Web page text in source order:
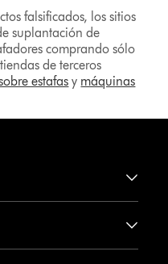
falsificados, los sitios
suplantación de
comprando sólo
de terceros
estafas y máquinas